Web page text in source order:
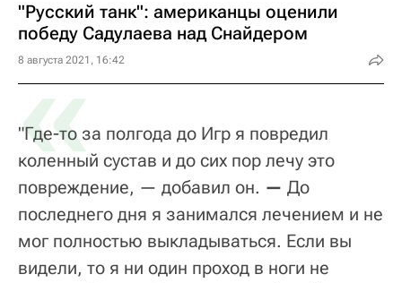
"Русский танк": американцы оценили
победу Садулаева над Снайдером
8 августа 2021, 16:42
«
"Где-то за полгода до Игр я повредил
коленный сустав и до сих пор лечу это
повреждение, — добавил он. — До
последнего дня я занимался лечением и не
мог полностью выкладываться. Если вы
видели, то я ни один проход в ноги не